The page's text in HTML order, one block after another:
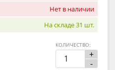
Нет в наличии
На складе 31 шт.
+
-
КОЛИЧЕСТВО: